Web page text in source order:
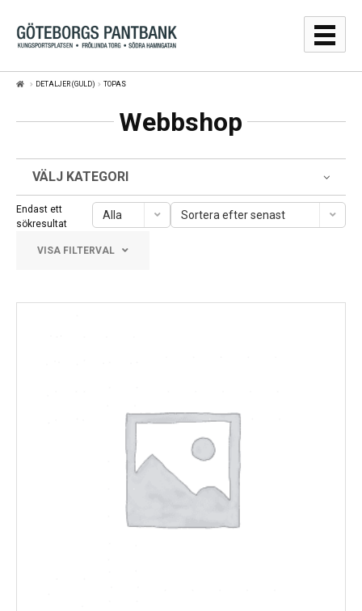
Hoppa
till
navigering
Hoppa
till
innehåll
GULDPRISER
SÄLJA
WEBBSHOP
AUKTIONER
DETALJER (GULD) TOPAS
Webbshop
VÄLJ KATEGORI
Endast ett
sökresultat
Alla Sortera efter senast
VISA FILTERVAL